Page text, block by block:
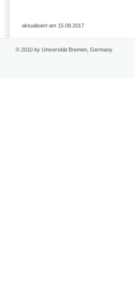
aktualisiert am 15.08.2017
© 2010 by Universität Bremen, Germany